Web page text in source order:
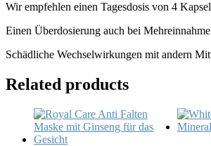
Wir empfehlen einen Tagesdosis von 4
Einen Überdosierung auch bei
Schädliche Wechselwirkungen mit andern
Related products